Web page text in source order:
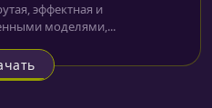
эффектная и
моделями,...